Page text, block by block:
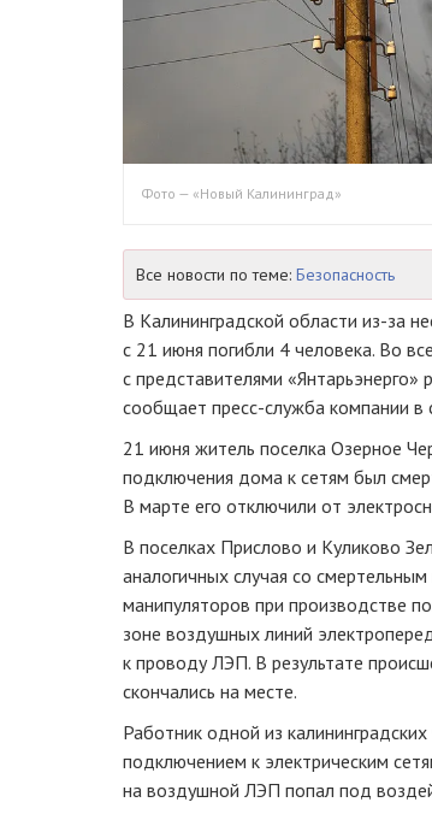
Фото — «Новый Калининград»
Все новости по теме: Безопасность
В Калининградской области из-за
с 21 июня погибли 4 человека. Во
с представителями «Янтарьэнерго»
сообщает пресс-служба компании в
21 июня житель поселка Озерное
подключения дома к сетям был
В марте его отключили от
В поселках Прислово и Куликово
аналогичных случая со
манипуляторов при производстве
зоне воздушных линий
к проводу ЛЭП. В результате
скончались на месте.
Работник одной из
подключением к электрическим
на воздушной ЛЭП попал под